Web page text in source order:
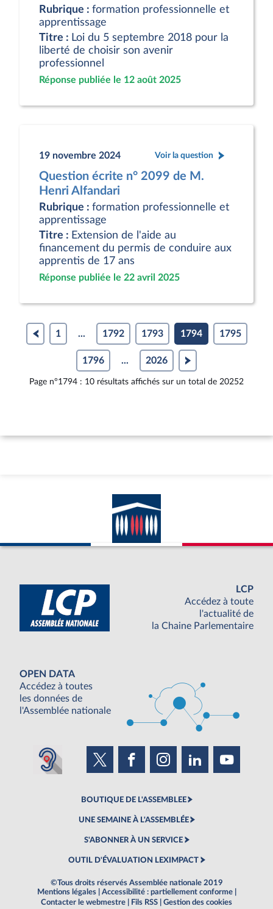
Rubrique : formation professionnelle et
apprentissage
Titre : Loi du 5 septembre 2018 pour la
liberté de choisir son avenir
professionnel
Réponse publiée le 12 août 2025
19 novembre 2024 Voir la question
Question écrite n° 2099 de M.
Henri Alfandari
Rubrique : formation professionnelle et
apprentissage
Titre : Extension de l'aide au
financement du permis de conduire aux
apprentis de 17 ans
Réponse publiée le 22 avril 2025
1 ... 1792 1793 1794 1795
1796 ... 2026
Page n°1794 : 10 résultats affichés sur un total de 20252
LCP
Accédez à toute
l'actualité de
la Chaine Parlementaire
OPEN DATA
Accédez à toutes
les données de
l'Assemblée nationale
BOUTIQUE DE L'ASSEMBLEE
UNE SEMAINE À L'ASSEMBLÉE
S'ABONNER À UN SERVICE
OUTIL D'ÉVALUATION LEXIMPACT
©Tous droits réservés Assemblée nationale 2019
Mentions légales
Accessibilité : partiellement conforme
Contacter le webmestre
Fils RSS
Gestion des cookies